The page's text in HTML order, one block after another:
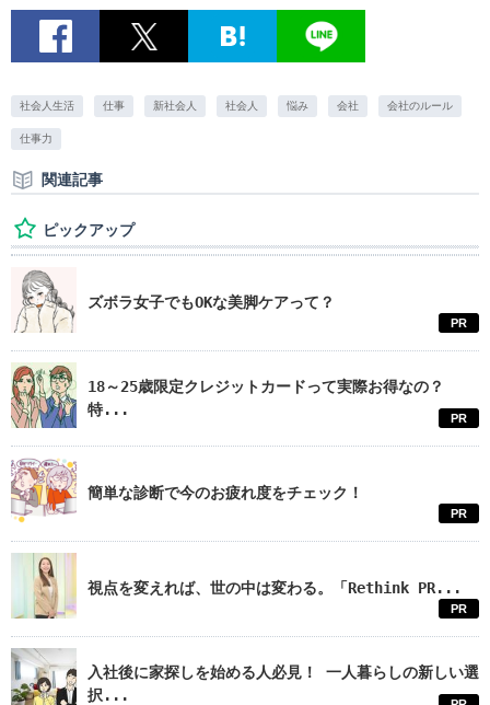
社会人生活 仕事 新社会人 社会人 悩み 会社 会社のルール
仕事力
関連記事
ピックアップ
ズボラ女子でもOKな美脚ケアって？
PR
18～25歳限定クレジットカードって実際お得なの？
特...
PR
簡単な診断で今のお疲れ度をチェック！
PR
視点を変えれば、世の中は変わる。「Rethink PR...
PR
入社後に家探しを始める人必見！ 一人暮らしの新しい選
択...